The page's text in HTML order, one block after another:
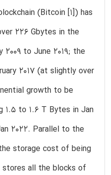
(Bitcoin [1]) has
226 Gbytes in the
to June 2019; the
2017 (at slightly over
growth to be
1.5 to 1.6 T Bytes in Jan
2022. Parallel to the
storage cost of being
all the blocks of